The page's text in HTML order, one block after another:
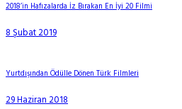
2018’in Hafızalarda İz Bırakan En İyi 20 Filmi
8 Şubat 2019
Yurtdışından Ödülle Dönen Türk Filmleri
29 Haziran 2018